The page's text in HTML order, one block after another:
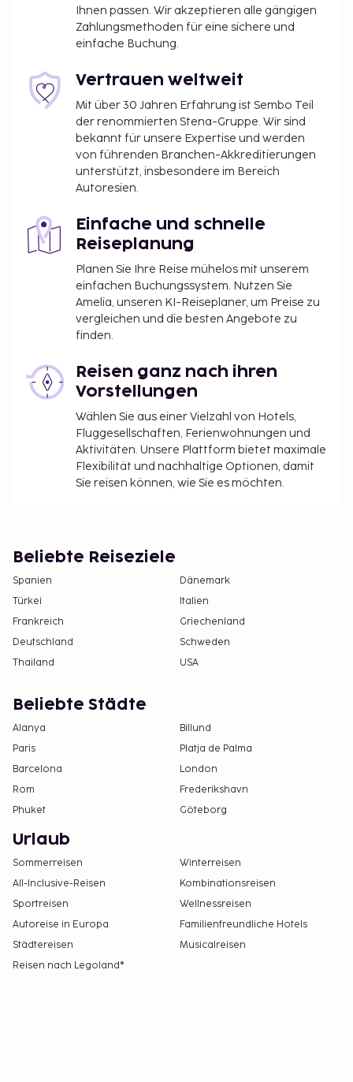
Kostenloses WLAN, ein Skiraum und ein Bankettsaal
stehen ebenfalls zur Verfügung. Nahe gelegene
Attraktionen zu erreichen ist dank des Shuttles
Gebühr für Haustiere: 250 NOK pro Unterkunft,
pro Nacht
Die oben aufgeführte Liste enthält vielleicht nicht
alle Informationen. Gebühren und Kautionen
enthalten eventuell keine Steuern und können sich
Kontaktloser Check-out ist verfügbar.
Ihnen passen. Wir akzeptieren alle gängigen
Zahlungsmethoden für eine sichere und
einfache Buchung.
Vertrauen weltweit
Mit über 30 Jahren Erfahrung ist Sembo Teil
der renommierten Stena-Gruppe. Wir sind
bekannt für unsere Expertise und werden
von führenden Branchen-Akkreditierungen
unterstützt, insbesondere im Bereich
Autoresien.
Einfache und schnelle
Reiseplanung
Planen Sie Ihre Reise mühelos mit unserem
einfachen Buchungssystem. Nutzen Sie
Amelia, unseren KI-Reiseplaner, um Preise zu
vergleichen und die besten Angebote zu
finden.
Reisen ganz nach ihren
Vorstellungen
Wählen Sie aus einer Vielzahl von Hotels,
Fluggesellschaften, Ferienwohnungen und
Aktivitäten. Unsere Plattform bietet maximale
Flexibilität und nachhaltige Optionen, damit
Sie reisen können, wie Sie es möchten.
Beliebte Reiseziele
Spanien
Dänemark
Türkei
Italien
Frankreich
Griechenland
Deutschland
Schweden
Thailand
USA
Beliebte Städte
Alanya
Billund
Paris
Platja de Palma
Barcelona
London
Rom
Frederikshavn
Phuket
Göteborg
Urlaub
Sommerreisen
Winterreisen
All-Inclusive-Reisen
Kombinationsreisen
Sportreisen
Wellnessreisen
Autoreise in Europa
Familienfreundliche Hotels
Städtereisen
Musicalreisen
Reisen nach Legoland®